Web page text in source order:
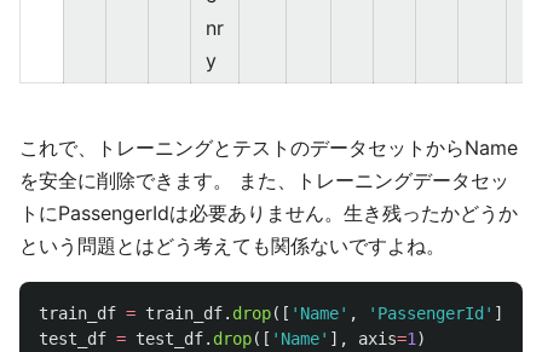
nr
y
これで、トレーニングとテストのデータセットからName
を安全に削除できます。 また、トレーニングデータセッ
トにPassengerIdは必要ありません。生き残ったかどうか
という問題とはどう考えても関係ないですよね。
train_df = train_df. drop([ ' Name' , ' PassengerId ' ],
test_df = test_df. drop([ ' Name' ], axis=1 )